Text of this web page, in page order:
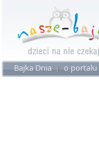
Bajka Dnia o portalu